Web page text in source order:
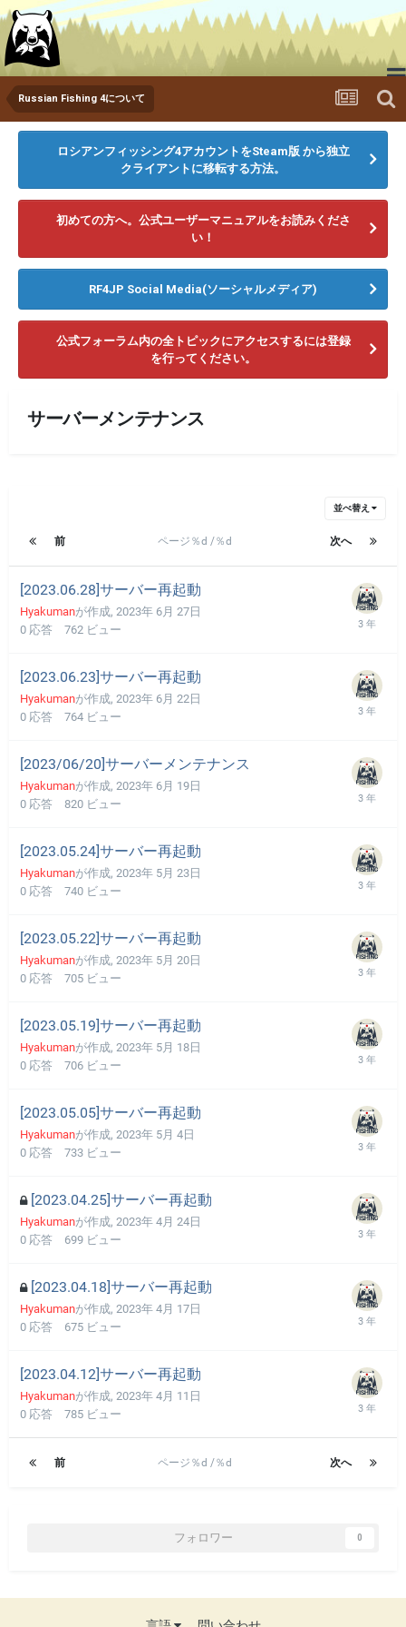
ゲームをダウンロードする ニュース メディア
ランキング フォーラム
Russian Fishing 4について
ロシアンフィッシング4アカウントをSteam版 から独立
クライアントに移転する方法。
初めての方へ。公式ユーザーマニュアルをお読みくださ
い！
RF4JP Social Media(ソーシャルメディア)
公式フォーラム内の全トピックにアクセスするには登録
を行ってください。
サーバーメンテナンス
並べ替え
前 次へ
ページ％d /％d
[2023.06.28]サーバー再起動
Hyakumanが作成, 2023年 6月 27日
0 応答 762 ビュー
[2023.06.23]サーバー再起動
Hyakumanが作成, 2023年 6月 22日
0 応答 764 ビュー
[2023/06/20]サーバーメンテナンス
Hyakumanが作成, 2023年 6月 19日
0 応答 820 ビュー
[2023.05.24]サーバー再起動
Hyakumanが作成, 2023年 5月 23日
0 応答 740 ビュー
[2023.05.22]サーバー再起動
Hyakumanが作成, 2023年 5月 20日
0 応答 705 ビュー
[2023.05.19]サーバー再起動
Hyakumanが作成, 2023年 5月 18日
0 応答 706 ビュー
[2023.05.05]サーバー再起動
Hyakumanが作成, 2023年 5月 4日
0 応答 733 ビュー
[2023.04.25]サーバー再起動
Hyakumanが作成, 2023年 4月 24日
0 応答 699 ビュー
[2023.04.18]サーバー再起動
Hyakumanが作成, 2023年 4月 17日
0 応答 675 ビュー
[2023.04.12]サーバー再起動
Hyakumanが作成, 2023年 4月 11日
0 応答 785 ビュー
前 次へ
ページ％d /％d
フォロワー 0